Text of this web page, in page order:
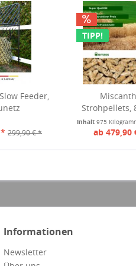
Feeder,
* 299,90 € *
TIPP!
Strohpellets,
Inhalt 975
ab 479,90
Informationen
Newsletter